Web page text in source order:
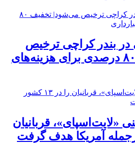
در بندر کراچی ترخیص
می‌شود| تخفیف ۸۰ درصدی برای هزینه‌های
«لایت‌اسپای»، قربانیان